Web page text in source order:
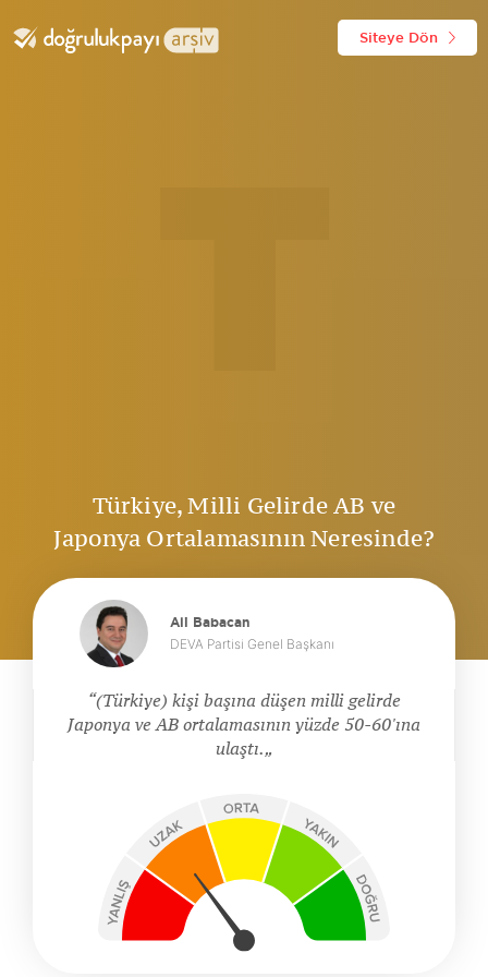
Siteye Dön
Türkiye, Milli Gelirde AB ve
Japonya Ortalamasının Neresinde?
Ali Babacan
DEVA Partisi Genel Başkanı
(Türkiye) kişi başına düşen milli gelirde
Japonya ve AB ortalamasının yüzde 50-60'ına
ulaştı.